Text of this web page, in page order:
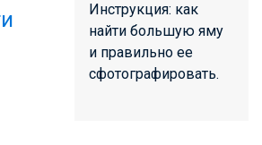
Инструкция: как
найти большую яму
и правильно ее
сфотографировать.